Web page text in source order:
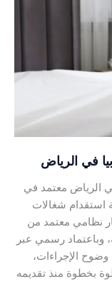
في الرياض
الرياض معتمد في
استقدام شغالات
نظامي معتمد من
وباعتماد رسمي عبر
الإجراءات،
بخطوة منذ تقديمه